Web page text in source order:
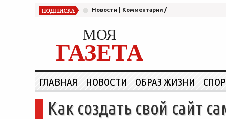
Новости Комментарии /
МОЯ
ГАЗЕТА
ГЛАВНАЯ НОВОСТИ ОБРАЗ ЖИЗНИ
Как создать свой сайт